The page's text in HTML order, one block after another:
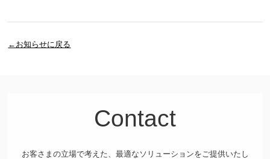
←お知らせに戻る
Contact
お客さまの立場で考えた、最適なソリューションをご提供いたし